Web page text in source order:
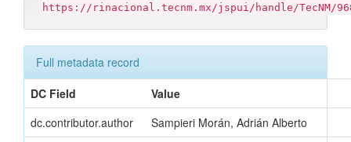
https://rinacional.tecnm.mx/jspui/handle/TecNM/
Full metadata record
DC Field
Value
dc.contributor.author
Sampieri Morán, Adrián Alberto